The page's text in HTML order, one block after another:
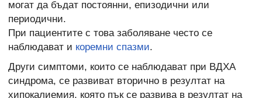
могат да бъдат постоянни, епизодични или
периодични.
При пациентите с това заболяване често се
наблюдават и коремни спазми.
Други симптоми, които се наблюдават при ВДХА
синдрома, се развиват вторично в резултат на
хипокалиемия, която пък се развива в резултат на